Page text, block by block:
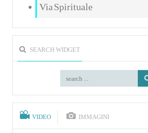
Via Spirituale
SEARCH WIDGET
VIDEO IMMAGINI